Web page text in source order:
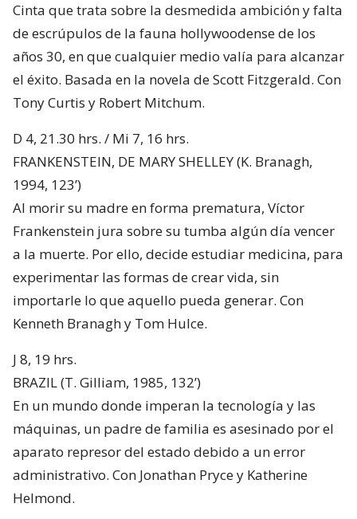
Cinta que trata sobre la desmedida ambición y falta
de escrúpulos de la fauna hollywoodense de los
años 30, en que cualquier medio valía para alcanzar
el éxito. Basada en la novela de Scott Fitzgerald. Con
Tony Curtis y Robert Mitchum.
D 4, 21.30 hrs. / Mi 7, 16 hrs.
FRANKENSTEIN, DE MARY SHELLEY (K. Branagh,
1994, 123’)
Al morir su madre en forma prematura, Víctor
Frankenstein jura sobre su tumba algún día vencer
a la muerte. Por ello, decide estudiar medicina, para
experimentar las formas de crear vida, sin
importarle lo que aquello pueda generar. Con
Kenneth Branagh y Tom Hulce.
J 8, 19 hrs.
BRAZIL (T. Gilliam, 1985, 132’)
En un mundo donde imperan la tecnología y las
máquinas, un padre de familia es asesinado por el
aparato represor del estado debido a un error
administrativo. Con Jonathan Pryce y Katherine
Helmond.